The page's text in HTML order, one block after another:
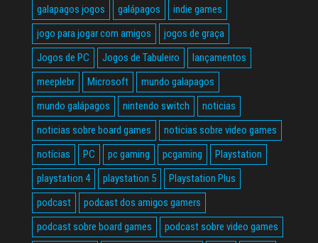
galapagos jogos
galápagos
indie games
jogo para jogar com amigos
jogos de graça
Jogos de PC
Jogos de Tabuleiro
lançamentos
meeplebr
Microsoft
mundo galapagos
mundo galápagos
nintendo switch
noticias
noticias sobre board games
noticias sobre video games
notícias
PC pc gaming pcgaming
Playstation
playstation 4
playstation 5
Playstation Plus
podcast
podcast dos amigos gamers
podcast sobre board games
podcast sobre video games